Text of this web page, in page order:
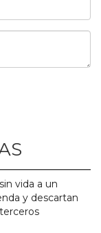
vida a un
y descartan